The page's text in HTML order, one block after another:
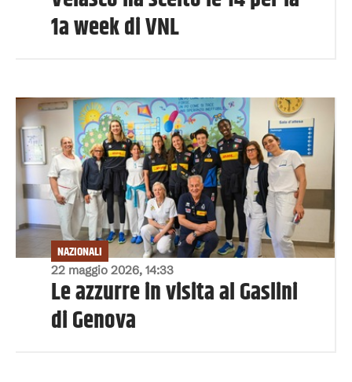
1a week di VNL
22 maggio 2026, 14:33
NAZIONALI
Le azzurre in visita al Gaslini
di Genova